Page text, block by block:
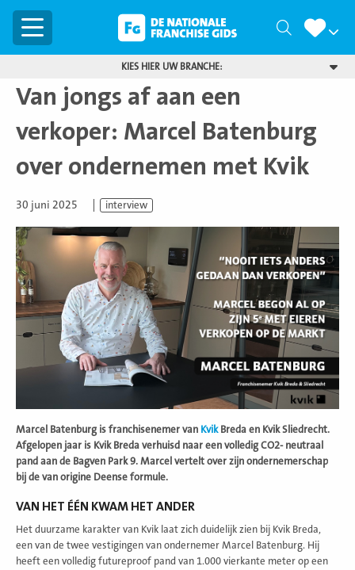
Menu Zoeken
KIES HIER UW BRANCHE:
Van jongs af aan een
verkoper: Marcel Batenburg
over ondernemen met Kvik
30 juni 2025 interview
Marcel Batenburg is franchisenemer van KvikBreda en Kvik Sliedrecht.
Afgelopen jaar is Kvik Breda verhuisd naar een volledig CO2- neutraal
pand aan de Bagven Park 9. Marcel vertelt over zijn ondernemerschap
bij de van origine Deense formule.
VAN HET ÉÉN KWAM HET ANDER
Het duurzame karakter van Kvik laat zich duidelijk zien bij Kvik Breda,
een van de twee vestigingen van ondernemer Marcel Batenburg. Hij
heeft een volledig futureproof pand van 1.000 vierkante meter op een